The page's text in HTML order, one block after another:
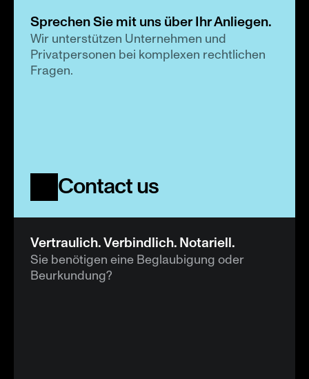
Sprechen Sie mit uns über Ihr Anliegen.
Wir unterstützen Unternehmen und
Privatpersonen bei komplexen rechtlichen
Fragen.
Contact us
Vertraulich. Verbindlich. Notariell.
Sie benötigen eine Beglaubigung oder
Beurkundung?